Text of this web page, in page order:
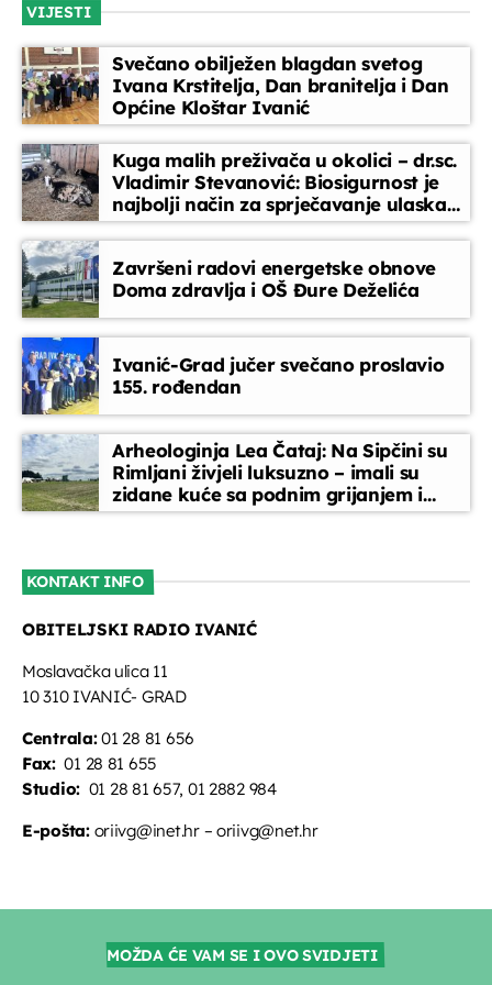
Kronika tjedna
13:30 - 13:50
Glazbeni blok
13:50 - 14:30
Slušatelji uređuju
14:30 - 15:45
EPP reklame
15:45 - 16:00
razgovore s gostima, analize i komentare razotkrivamo
tko donosi odluke, što se događa iza kulisa i zašto je to
važno za građane.
VIJESTI
Svečano obilježen blagdan svetog
Ivana Krstitelja, Dan branitelja i Dan
Općine Kloštar Ivanić
Kuga malih preživača u okolici – dr.sc.
Vladimir Stevanović: Biosigurnost je
najbolji način za sprječavanje ulaska
bolesti
Završeni radovi energetske obnove
Doma zdravlja i OŠ Đure Deželića
Ivanić-Grad jučer svečano proslavio
155. rođendan
Arheologinja Lea Čataj: Na Sipčini su
Rimljani živjeli luksuzno – imali su
zidane kuće sa podnim grijanjem i
oslikanim zidovima
KONTAKT INFO
OBITELJSKI RADIO IVANIĆ
Moslavačka ulica 11
10 310 IVANIĆ- GRAD
Centrala:01 28 81 656
Fax:01 28 81 655
Studio: 01 28 81 657, 01 2882 984
E-pošta:oriivg@inet.hr – oriivg@net.hr
MOŽDA ĆE VAM SE I OVO SVIDJETI